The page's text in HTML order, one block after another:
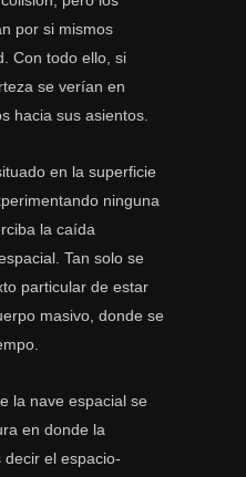
por si mismos
Con todo ello, si
se verían en
hacia sus asientos.
en la superficie
ninguna
la caída
Tan solo se
particular de estar
masivo, donde se
la nave espacial se
en donde la
el espacio-